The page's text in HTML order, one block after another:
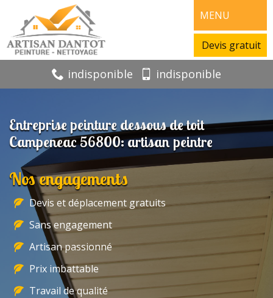
MENU
Devis gratuit
indisponible indisponible
Entreprise peinture dessous de toit
Campeneac 56800: artisan peintre
Nos engagements
Devis et déplacement gratuits
Sans engagement
Artisan passionné
Prix imbattable
Travail de qualité